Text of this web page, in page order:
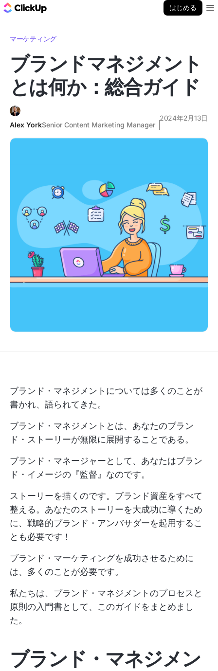
はじめる
マーケティング
ブランドマネジメント
とは何か：総合ガイド
Alex YorkSenior Content Marketing Manager
2024年2月13日
ブランド・マネジメントについては多くのことが
書かれ、語られてきた。
ブランド・マネジメントとは、あなたのブラン
ド・ストーリーが無限に展開することである。
ブランド・マネージャーとして、あなたはブラン
ド・イメージの『監督』なのです。
ストーリーを描くのです。ブランド資産をすべて
整える。あなたのストーリーを大成功に導くため
に、戦略的ブランド・アンバサダーを起用するこ
とも必要です！
ブランド・マーケティングを成功させるために
は、多くのことが必要です。
私たちは、ブランド・マネジメントのプロセスと
原則の入門書として、このガイドをまとめまし
た。
ブランド・マネジメン